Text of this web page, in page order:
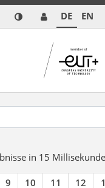
DE EN
in 15
9 10 11 12